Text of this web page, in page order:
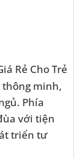
Rẻ Cho Trẻ
thông minh,
Phía
với tiện
triển tư